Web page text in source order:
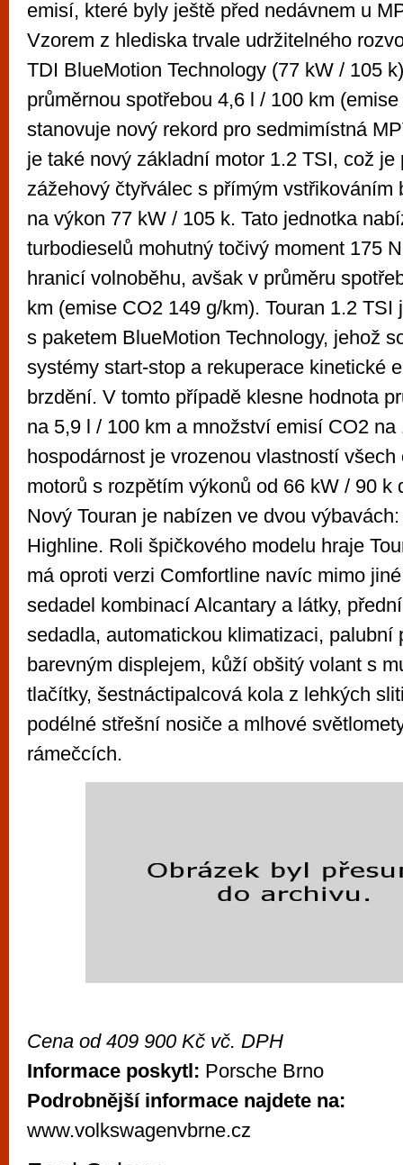
emisí, které byly ještě před nedávnem u
Vzorem z hlediska trvale udržitelného
TDI BlueMotion Technology (77 kW / 105
průměrnou spotřebou 4,6 l / 100 km
stanovuje nový rekord pro sedmimístná
je také nový základní motor 1.2 TSI, což je
zážehový čtyřválec s přímým vstřikováním
na výkon 77 kW / 105 k. Tato jednotka
turbodieselů mohutný točivý moment 175
hranicí volnoběhu, avšak v průměru
km (emise CO2 149 g/km). Touran 1.2 TSI
s paketem BlueMotion Technology, jehož
systémy start-stop a rekuperace kinetické
brzdění. V tomto případě klesne hodnota
na 5,9 l / 100 km a množství emisí CO2 na
hospodárnost je vrozenou vlastností
motorů s rozpětím výkonů od 66 kW / 90 k
Nový Touran je nabízen ve dvou
Highline. Roli špičkového modelu hraje
má oproti verzi Comfortline navíc mimo
sedadel kombinací Alcantary a látky,
sedadla, automatickou klimatizaci, palubní
barevným displejem, kůží obšitý volant s
tlačítky, šestnáctipalcová kola z lehkých
podélné střešní nosiče a mlhové
rámečcích.
Cena od 409 900 Kč vč. DPH
Informace poskytl: Porsche Brno
Podrobnější informace najdete na:
www.volkswagenvbrne.cz